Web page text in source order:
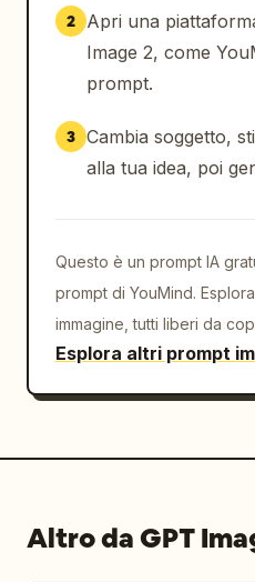
2
Apri una
Image 2, come
prompt.
3 Cambia soggetto,
alla tua idea, poi
Questo è un prompt IA
prompt di YouMind.
immagine, tutti liberi da
Esplora altri prompt
Altro da GPT